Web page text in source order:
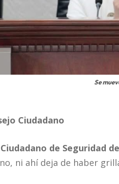
Se
Ciudadano
de Seguridad
ni ahí deja de haber